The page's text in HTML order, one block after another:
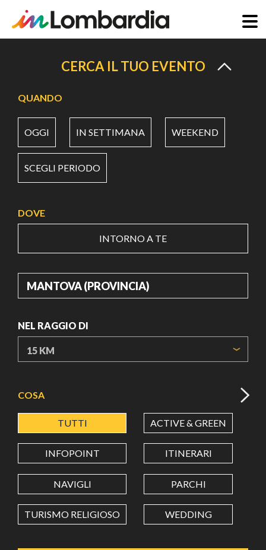
principale
CERCA IL TUO EVENTO
QUANDO
OGGI IN SETTIMANA WEEKEND
SCEGLI PERIODO
DOVE
INTORNO A TE
DOVE
NEL RAGGIO DI
LATITUDINE
LONGITUDINE
Value in decimal degrees. Use dot (.) as decimal separator.
COSA
TUTTI ACTIVE & GREEN
INFOPOINT ITINERARI
NAVIGLI PARCHI
TURISMO RELIGIOSO WEDDING